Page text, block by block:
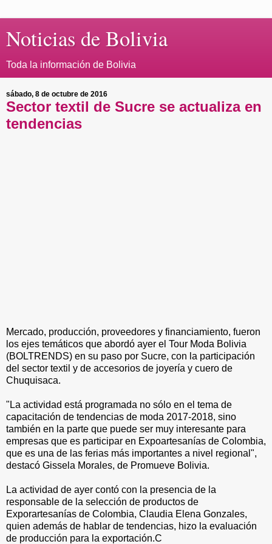
Noticias de Bolivia
Toda la información de Bolivia
sábado, 8 de octubre de 2016
Sector textil de Sucre se actualiza en
tendencias
Mercado, producción, proveedores y financiamiento, fueron
los ejes temáticos que abordó ayer el Tour Moda Bolivia
(BOLTRENDS) en su paso por Sucre, con la participación
del sector textil y de accesorios de joyería y cuero de
Chuquisaca.
"La actividad está programada no sólo en el tema de
capacitación de tendencias de moda 2017-2018, sino
también en la parte que puede ser muy interesante para
empresas que es participar en Expoartesanías de Colombia,
que es una de las ferias más importantes a nivel regional",
destacó Gissela Morales, de Promueve Bolivia.
La actividad de ayer contó con la presencia de la
responsable de la selección de productos de
Exporartesanías de Colombia, Claudia Elena Gonzales,
quien además de hablar de tendencias, hizo la evaluación
de producción para la exportación.C